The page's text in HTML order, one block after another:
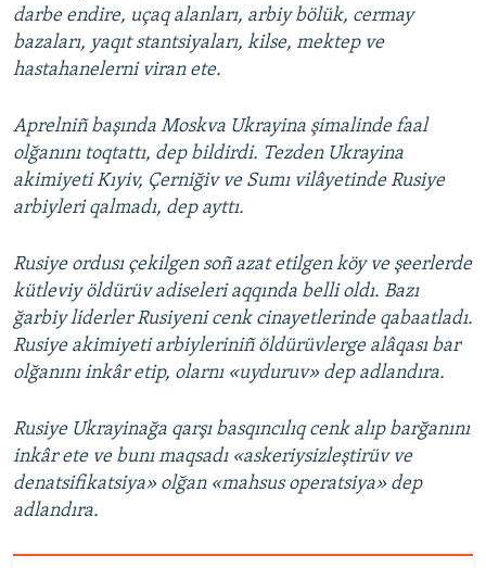
darbe endire, uçaq alanları, arbiy bölük, cermay
bazaları, yaqıt stantsiyaları, kilse, mektep ve
hastahanelerni viran ete.
Aprelniñ başında Moskva Ukrayina şimalinde faal
olğanını toqtattı, dep bildirdi. Tezden Ukrayina
akimiyeti Kıyiv, Çerniğiv ve Sumı vilâyetinde Rusiye
arbiyleri qalmadı, dep ayttı.
Rusiye ordusı çekilgen soñ azat etilgen köy ve şeerlerde
kütleviy öldürüv adiseleri aqqında belli oldı. Bazı
ğarbiy liderler Rusiyeni cenk cinayetlerinde qabaatladı.
Rusiye akimiyeti arbiyleriniñ öldürüvlerge alâqası bar
olğanını inkâr etip, olarnı «uyduruv» dep adlandıra.
Rusiye Ukrayinağa qarşı basqıncılıq cenk alıp barğanını
inkâr ete ve bunı maqsadı «askeriysizleştirüv ve
denatsifikatsiya» olğan «mahsus operatsiya» dep
adlandıra.